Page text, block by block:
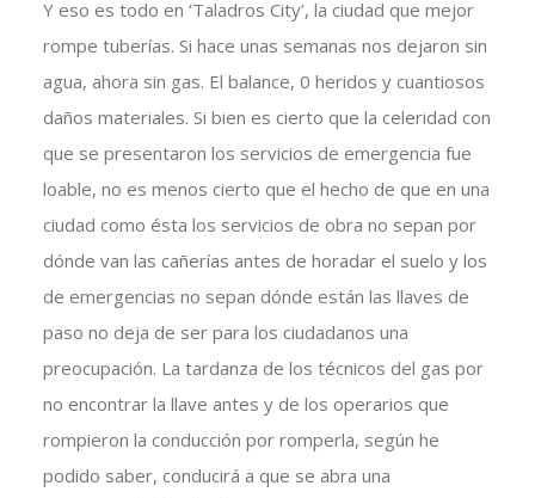
Y eso es todo en ‘Taladros City’, la ciudad que mejor
rompe tuberías. Si hace unas semanas nos dejaron sin
agua, ahora sin gas. El balance, 0 heridos y cuantiosos
daños materiales. Si bien es cierto que la celeridad con
que se presentaron los servicios de emergencia fue
loable, no es menos cierto que el hecho de que en una
ciudad como ésta los servicios de obra no sepan por
dónde van las cañerías antes de horadar el suelo y los
de emergencias no sepan dónde están las llaves de
paso no deja de ser para los ciudadanos una
preocupación. La tardanza de los técnicos del gas por
no encontrar la llave antes y de los operarios que
rompieron la conducción por romperla, según he
podido saber, conducirá a que se abra una